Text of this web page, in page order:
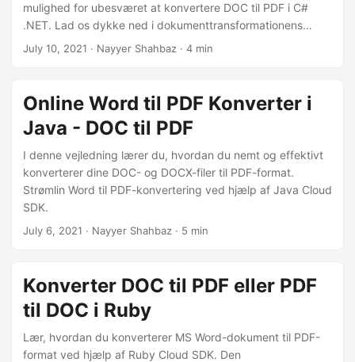
mulighed for ubesværet at konvertere DOC til PDF i C#
.NET. Lad os dykke ned i dokumenttransformationens
verden ved problemfrit at konvertere DOC-filer til PDF-
July 10, 2021 · Nayyer Shahbaz · 4 min
Online Word til PDF Konverter i
Java - DOC til PDF
I denne vejledning lærer du, hvordan du nemt og effektivt
konverterer dine DOC- og DOCX-filer til PDF-format.
Strømlin Word til PDF-konvertering ved hjælp af Java Cloud
SDK.
July 6, 2021 · Nayyer Shahbaz · 5 min
Konverter DOC til PDF eller PDF
til DOC i Ruby
Lær, hvordan du konverterer MS Word-dokument til PDF-
format ved hjælp af Ruby Cloud SDK. Den